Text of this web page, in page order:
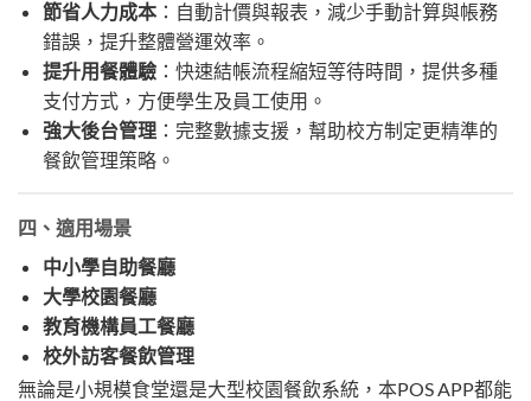
節省人力成本：自動計價與報表，減少手動計算與帳務
錯誤，提升整體營運效率。
提升用餐體驗：快速結帳流程縮短等待時間，提供多種
支付方式，方便學生及員工使用。
強大後台管理：完整數據支援，幫助校方制定更精準的
餐飲管理策略。
四、適用場景
中小學自助餐廳
大學校園餐廳
教育機構員工餐廳
校外訪客餐飲管理
無論是小規模食堂還是大型校園餐飲系統，本POS APP都能